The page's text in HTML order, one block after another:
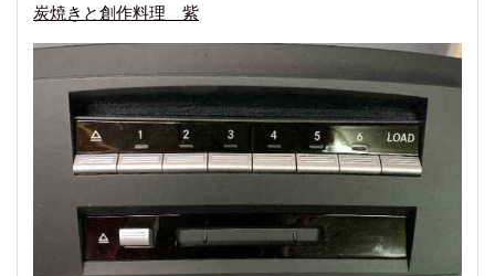
炭焼きと創作料理 紫